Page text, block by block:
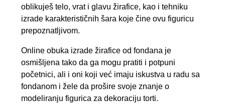
oblikuješ telo, vrat i glavu žirafice, kao i tehniku
izrade karakterističnih šara koje čine ovu figuricu
prepoznatljivom.
Online obuka izrade žirafice od fondana je
osmišljena tako da ga mogu pratiti i potpuni
početnici, ali i oni koji već imaju iskustva u radu sa
fondanom i žele da prošire svoje znanje o
modeliranju figurica za dekoraciju torti.